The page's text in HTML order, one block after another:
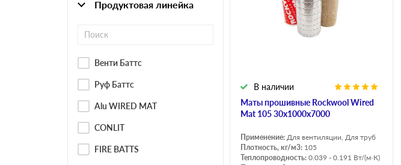
Н Оптима
Д Оптима
Техническая изоляция
Цилиндры навивные
Industrial Batts 80
CONLIT SL 150
Продуктовая линейка
Венти Баттс
Руф Баттс
Alu WIRED MAT
CONLIT
FIRE BATTS
Маты прошивные Rockwool Wired
Mat 105 30х1000х7000
В наличии
Применение: Для вентиляции, Для труб
Плотность, кг/м3: 105
Теплопроводность: 0.039 - 0.191 Вт/(м·К)